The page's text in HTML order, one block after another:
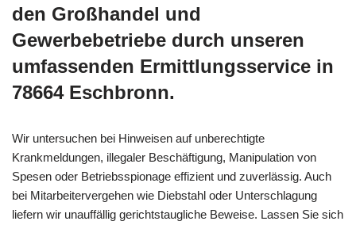
den Großhandel und
Gewerbebetriebe durch unseren
umfassenden Ermittlungsservice in
78664 Eschbronn.
Wir untersuchen bei Hinweisen auf unberechtigte
Krankmeldungen, illegaler Beschäftigung, Manipulation von
Spesen oder Betriebsspionage effizient und zuverlässig. Auch
bei Mitarbeitervergehen wie Diebstahl oder Unterschlagung
liefern wir unauffällig gerichtstaugliche Beweise. Lassen Sie sich